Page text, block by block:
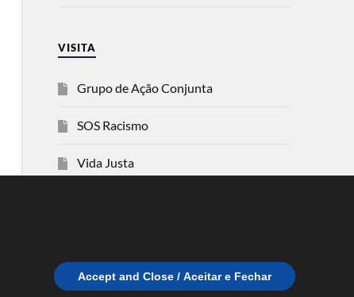
VISITA
Grupo de Ação Conjunta
SOS Racismo
Vida Justa
Accept and Close / Aceitar e Fechar